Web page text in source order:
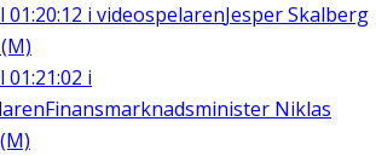
01:20:12 i videospelarenJesper Skalberg
01:21:02 i
Finansmarknadsminister Niklas